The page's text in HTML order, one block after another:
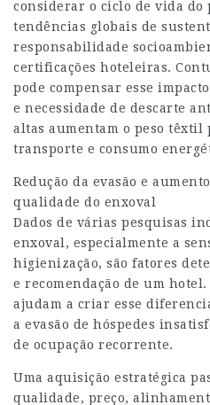
considerar o ciclo de vida
tendências globais de
responsabilidade
certificações hoteleiras.
pode compensar esse
e necessidade de descarte
altas aumentam o peso têxtil
transporte e consumo
Redução da evasão e
qualidade do enxoval
Dados de várias pesquisas
enxoval, especialmente a
higienização, são fatores
e recomendação de um
ajudam a criar esse
a evasão de hóspedes
de ocupação recorrente.
Uma aquisição estratégica
qualidade, preço,